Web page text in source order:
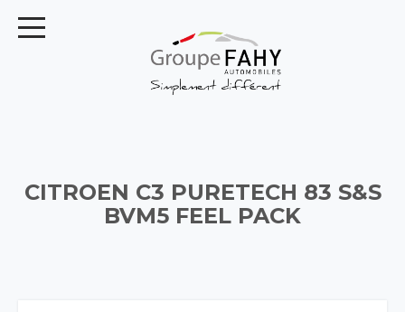
CITROEN C3 PURETECH 83 S&S
BVM5 FEEL PACK